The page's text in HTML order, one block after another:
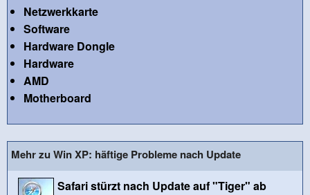
Netzwerkkarte
Software
Hardware Dongle
Hardware
AMD
Motherboard
Mehr zu Win XP: häftige Probleme nach Update
Safari stürzt nach Update auf "Tiger" ab